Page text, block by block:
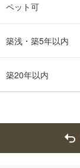
ペット可
築浅・築5年以内
築20年以内